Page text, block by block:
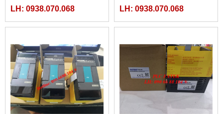
LH: 0938.070.068 LH: 0938.070.068